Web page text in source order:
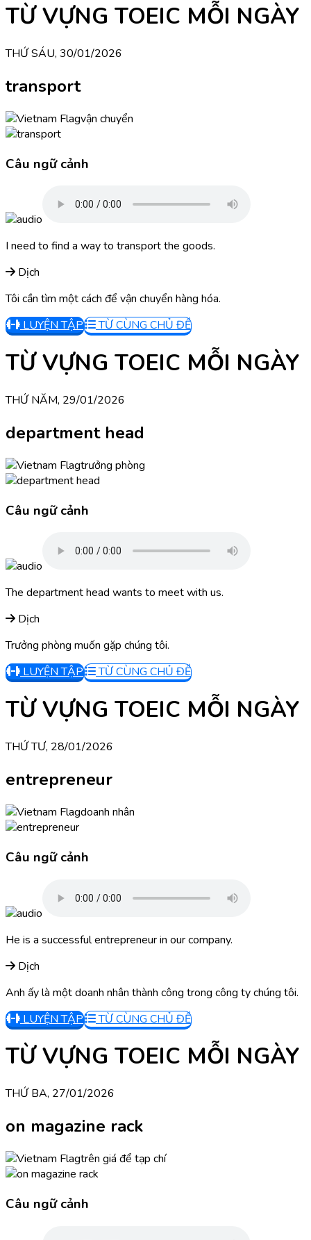
TỪ VỰNG TOEIC MỖI NGÀY
THỨ SÁU, 30/01/2026
transport
vận chuyển
Câu ngữ cảnh
I need to find a way to transport the goods.
Dịch
Tôi cần tìm một cách để vận chuyển hàng hóa.
LUYỆN TẬP
TỪ CÙNG CHỦ ĐỀ
TỪ VỰNG TOEIC MỖI NGÀY
THỨ NĂM, 29/01/2026
department head
trưởng phòng
Câu ngữ cảnh
The department head wants to meet with us.
Dịch
Trưởng phòng muốn gặp chúng tôi.
LUYỆN TẬP
TỪ CÙNG CHỦ ĐỀ
TỪ VỰNG TOEIC MỖI NGÀY
THỨ TƯ, 28/01/2026
entrepreneur
doanh nhân
Câu ngữ cảnh
He is a successful entrepreneur in our company.
Dịch
Anh ấy là một doanh nhân thành công trong công ty chúng tôi.
LUYỆN TẬP
TỪ CÙNG CHỦ ĐỀ
TỪ VỰNG TOEIC MỖI NGÀY
THỨ BA, 27/01/2026
on magazine rack
trên giá để tạp chí
Câu ngữ cảnh